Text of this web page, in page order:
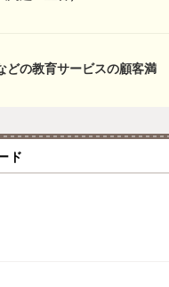
どの教育サービスの顧客満
ド